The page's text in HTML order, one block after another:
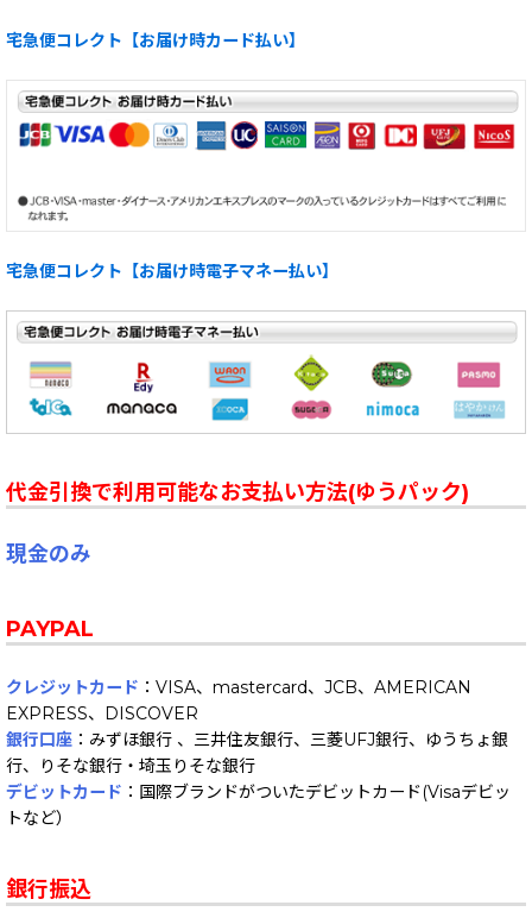
宅急便コレクト【お届け時カード払い】
宅急便コレクト【お届け時電子マネー払い】
代金引換で利用可能なお支払い方法(ゆうパック)
現金のみ
PAYPAL
クレジットカード ：VISA、mastercard、JCB、AMERICAN
EXPRESS、DISCOVER
銀行口座 ：みずほ銀行 、三井住友銀行、三菱UFJ銀行、ゆうちょ銀
行、りそな銀行・埼玉りそな銀行
デビットカード ：国際ブランドがついたデビットカード(Visaデビッ
トなど）
銀行振込